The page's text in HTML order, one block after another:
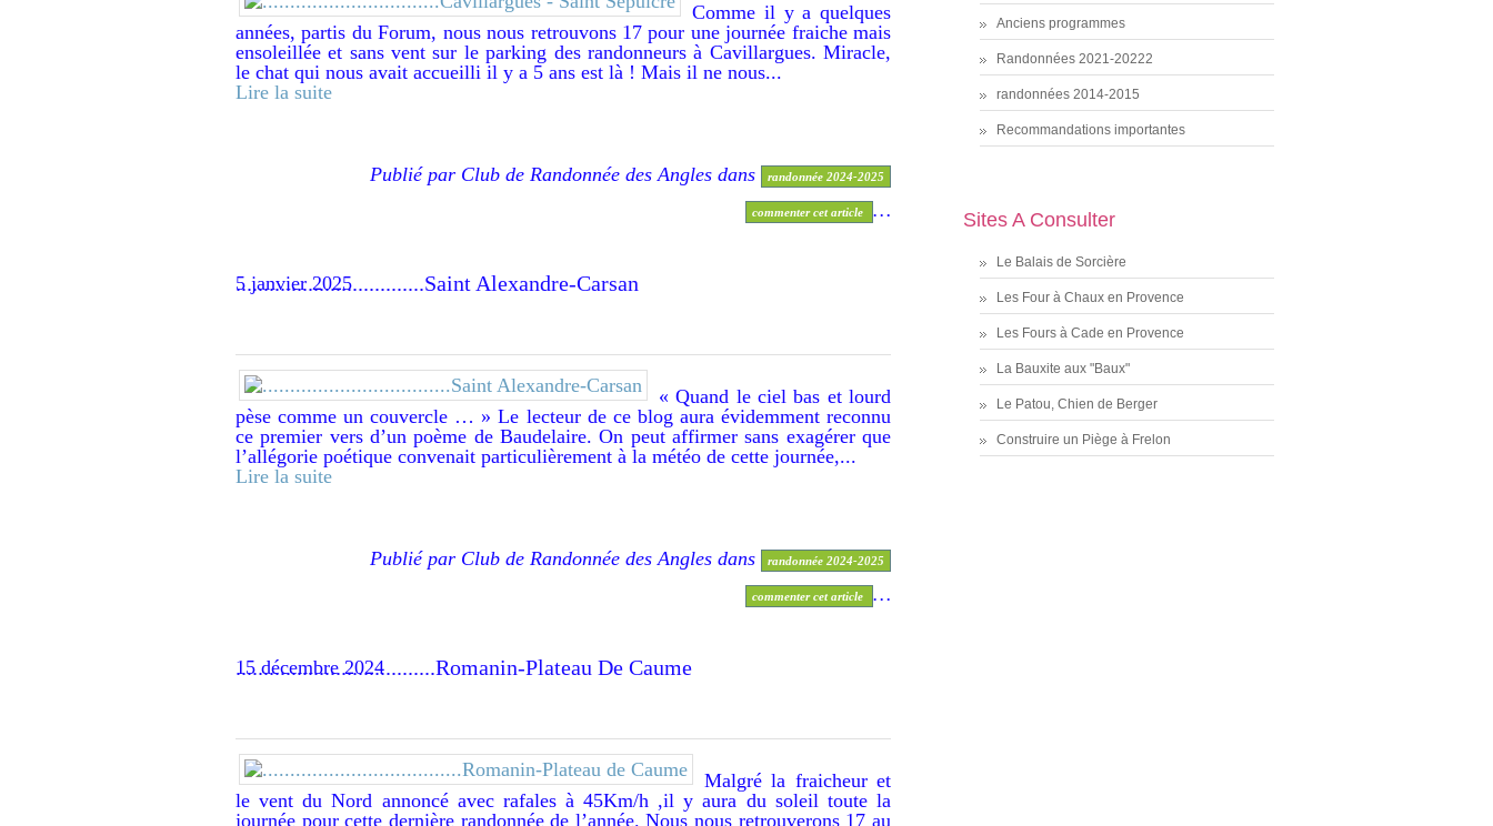
Comme il y a quelques
années, partis du Forum, nous nous retrouvons 17 pour une journée fraiche mais
ensoleillée et sans vent sur le parking des randonneurs à Cavillargues. Miracle,
le chat qui nous avait accueilli il y a 5 ans est là ! Mais il ne nous...
Lire la suite
Publié par Club de Randonnée des Angles dans randonnée 2024-2025
commenter cet article …
5 janvier 2025
..................................Saint Alexandre-Carsan
« Quand le ciel bas et lourd
pèse comme un couvercle … » Le lecteur de ce blog aura évidemment reconnu
ce premier vers d’un poème de Baudelaire. On peut affirmer sans exagérer que
l’allégorie poétique convenait particulièrement à la météo de cette journée,...
Lire la suite
Publié par Club de Randonnée des Angles dans randonnée 2024-2025
commenter cet article …
15 décembre 2024
....................................Romanin-Plateau De Caume
Malgré la fraicheur et
le vent du Nord annoncé avec rafales à 45Km/h ,il y aura du soleil toute la
journée pour cette dernière randonnée de l’année. Nous nous retrouverons 17 au
Anciens programmes
Randonnées 2021-20222
randonnées 2014-2015
Recommandations importantes
Sites A Consulter
Le Balais de Sorcière
Les Four à Chaux en Provence
Les Fours à Cade en Provence
La Bauxite aux "Baux"
Le Patou, Chien de Berger
Construire un Piège à Frelon